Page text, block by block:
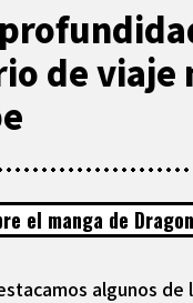
de
el manga de
algunos